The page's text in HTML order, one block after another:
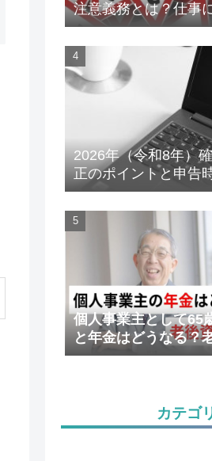
注意義務とは？仕事
トラブルを未然に防
2026年（令和8年）
正のポイントと申告
かりやすく解説
個人事業主として65
と年金はどうなる？
解説
カテゴ